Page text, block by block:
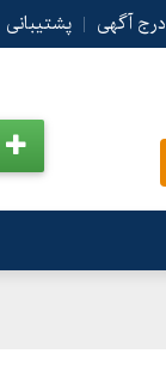
درج آگهی | پشتیبانی